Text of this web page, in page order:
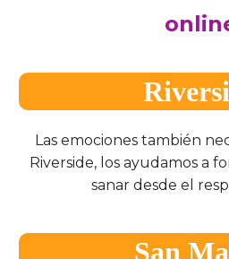
Las emociones también
Riverside, los ayudamos a
sanar desde el
San